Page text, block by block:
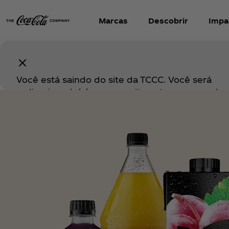
Marcas Descobrir
Você está saindo do site da TCCC. Você será
redirecionado(a) para um site externo operado
responsável pelo conteúdo, produtos, serviços
práticas de tratamento de dados do site
caso de dúvidas ou problemas relacionados a
compra, entre em contato diretamente com o
Continuar ↗